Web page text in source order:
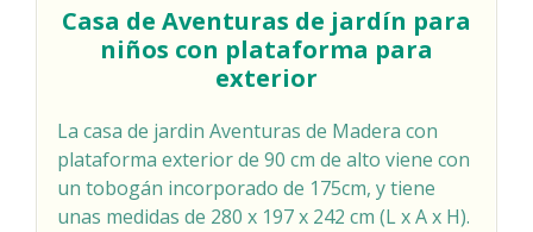
Casa de Aventuras de jardín para
niños con plataforma para
exterior
La casa de jardin Aventuras de Madera con
plataforma exterior de 90 cm de alto viene con
un tobogán incorporado de 175cm, y tiene
unas medidas de 280 x 197 x 242 cm (L x A x H).